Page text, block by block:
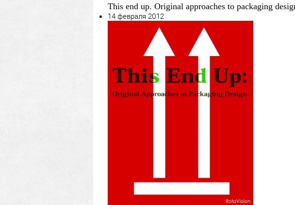
This end up. Original approaches to packaging
14 февраля 2012